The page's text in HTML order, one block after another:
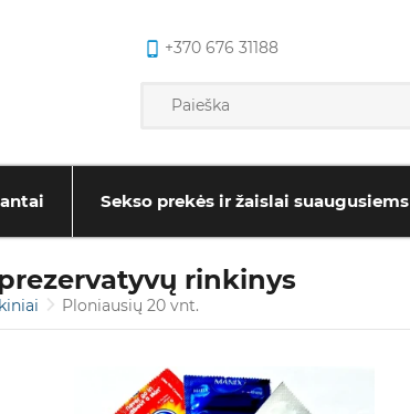
+370 676 31188
Sekso prekės ir žaislai suaugusiems
rinkinys
Ploniausių 20 vnt.